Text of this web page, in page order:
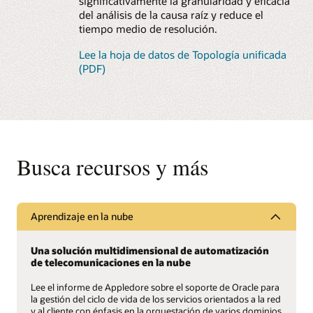
Seminario web: Descubre cómo Digicel transformó
sus centros de operaciones de red
Resumen técnico: Transición de sistemas
heredados para permitir la transformación digital
del análisis de la causa raíz y reduce el
tiempo medio de resolución.
Lee la hoja de datos de Topología unificada
(PDF)
Busca recursos y más
Aprendizaje en la nube
Una solución multidimensional de automatización
de telecomunicaciones en la nube
Lee el informe de Appledore sobre el soporte de Oracle para
la gestión del ciclo de vida de los servicios orientados a la red